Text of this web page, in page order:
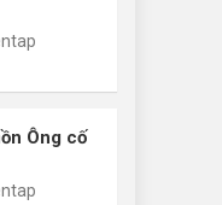
Ông cố